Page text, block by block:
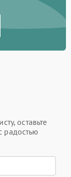
оставьте
радостью